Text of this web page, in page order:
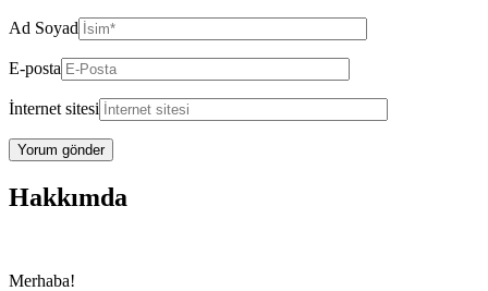
Ad Soyad
E-posta
İnternet sitesi
Hakkımda
Merhaba!